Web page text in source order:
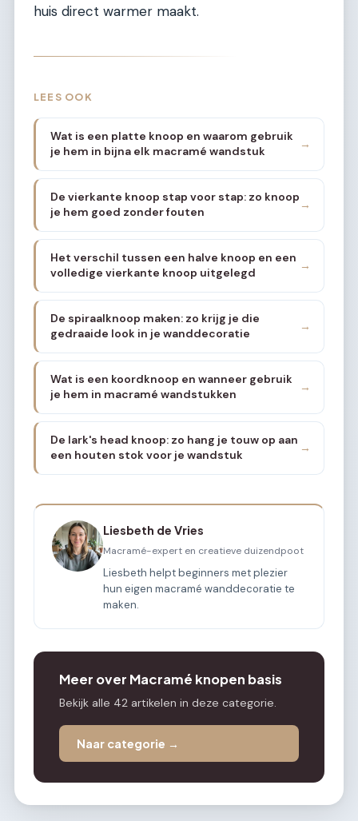
huis direct warmer maakt.
LEES OOK
Wat is een platte knoop en waarom gebruik
je hem in bijna elk macramé wandstuk
→
De vierkante knoop stap voor stap: zo knoop
je hem goed zonder fouten
→
Het verschil tussen een halve knoop en een
volledige vierkante knoop uitgelegd
→
De spiraalknoop maken: zo krijg je die
gedraaide look in je wanddecoratie
→
Wat is een koordknoop en wanneer gebruik
je hem in macramé wandstukken
→
De lark's head knoop: zo hang je touw op aan
een houten stok voor je wandstuk
→
Liesbeth de Vries
Macramé-expert en creatieve duizendpoot
Liesbeth helpt beginners met plezier
hun eigen macramé wanddecoratie te
maken.
Meer over Macramé knopen basis
Bekijk alle 42 artikelen in deze categorie.
Naar categorie →